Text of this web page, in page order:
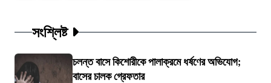
সংশ্লিষ্ট
চলন্ত বাসে কিশোরীকে পালাক্রমে ধর্ষণের অভিযোগ;
বাসের চালক গ্রেফতার